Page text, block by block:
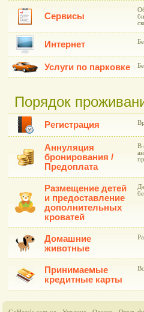
Сервисы
Интернет
Услуги по парковке
Порядок
Регистрация
Аннуляция
бронирования /
Предоплата
В
Размещение детей
и предоставление
дополнительных
кроватей
Домашние
животные
Принимаемые
кредитные карты